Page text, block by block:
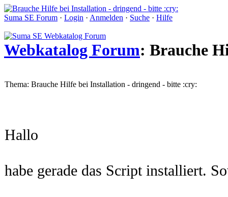
Suma SE Forum · Login · Anmelden · Suche · Hilfe
Webkatalog Forum: Brauche
Thema: Brauche Hilfe bei Installation - dringend - bitte :cry:
Hallo
habe gerade das Script installiert.